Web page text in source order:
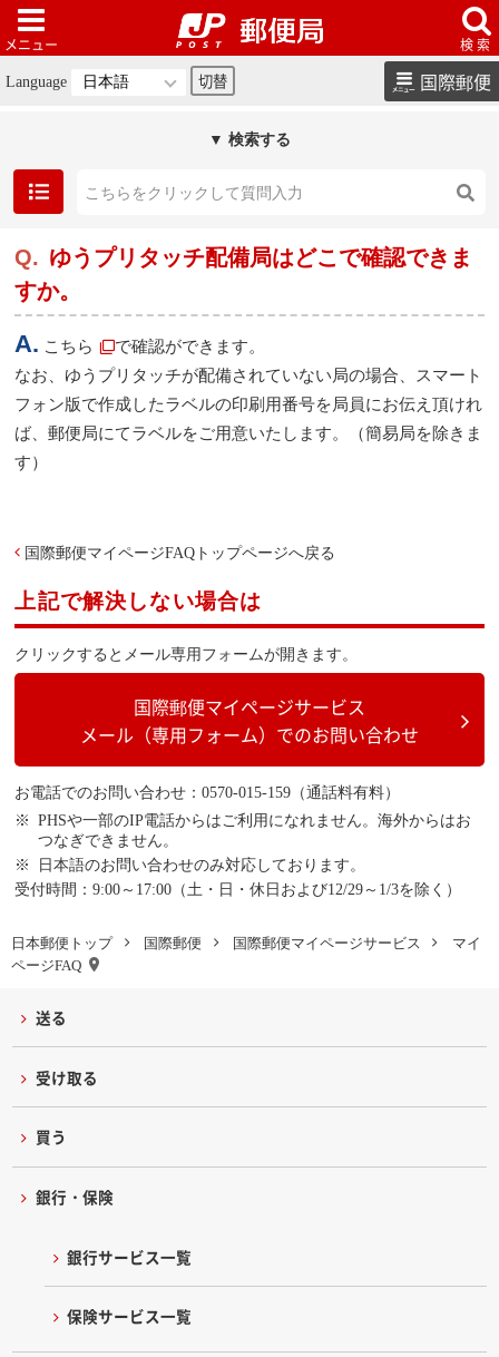
Language 国際郵便
▼ 検索する
日本郵便トップ 国際郵便 国際郵便マイページサービス
マイ
ページFAQ
ゆうプリタッチ配備局はどこで確認できま
すか。
こちら
で確認ができます。
なお、ゆうプリタッチが配備されていない局の場合、スマート
フォン版で作成したラベルの印刷用番号を局員にお伝え頂けれ
ば、郵便局にてラベルをご用意いたします。（簡易局を除きま
す）
国際郵便マイページFAQトップページへ戻る
上記で解決しない場合は
クリックするとメール専用フォームが開きます。
国際郵便マイページサービス
メール（専用フォーム）でのお問い合わせ
お電話でのお問い合わせ：0570-015-159（通話料有料）
PHSや一部のIP電話からはご利用になれません。海外からはお
つなぎできません。
日本語のお問い合わせのみ対応しております。
受付時間：9:00～17:00（土・日・休日および12/29～1/3を除く）
送る
受け取る
買う
銀行・保険
銀行サービス一覧
保険サービス一覧